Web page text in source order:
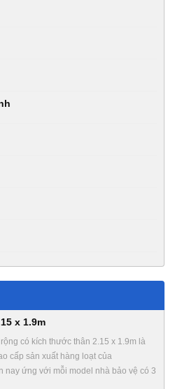
x 1.9m
có kích thước thân 2.15 x 1.9m là
cấp sản xuất hàng loạt của
nay ứng với mỗi model nhà bảo vệ có 3